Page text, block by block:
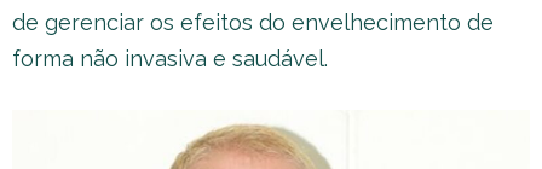
de gerenciar os efeitos do envelhecimento de
forma não invasiva e saudável.